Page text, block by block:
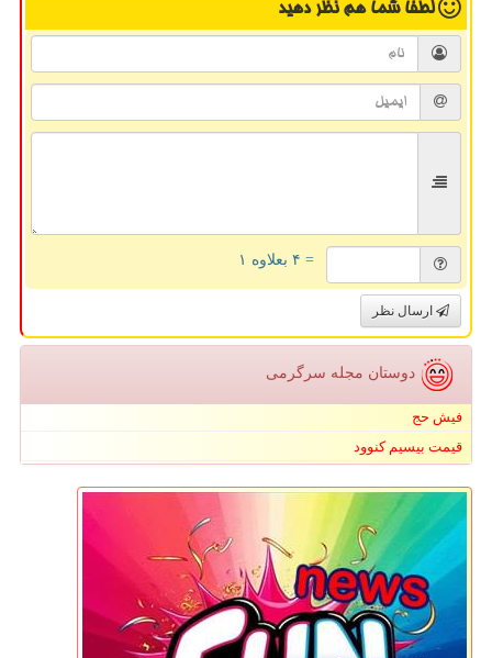
لطفا شما همنظر دهید
= ۴ بعلاوه ۱
ارسال نظر
دوستان مجله سرگرمی
فیش حج
قیمت بیسیم کنوود